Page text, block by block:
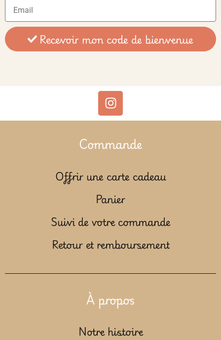
Recevoir mon code de bienvenue
Commande
Offrir une carte cadeau
Panier
Suivi de votre commande
Retour et remboursement
À propos
Notre histoire